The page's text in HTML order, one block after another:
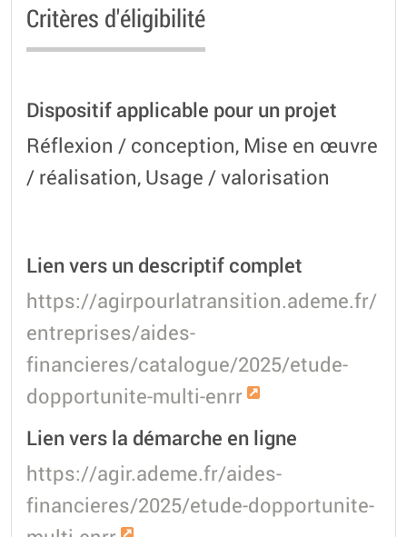
Critères d'éligibilité
Dispositif applicable pour un projet
Réflexion / conception, Mise en œuvre
/ réalisation, Usage / valorisation
Lien vers un descriptif complet
https://agirpourlatransition.ademe.fr/
entreprises/aides-
financieres/catalogue/2025/etude-
dopportunite-multi-enrr
Lien vers la démarche en ligne
https://agir.ademe.fr/aides-
financieres/2025/etude-dopportunite-